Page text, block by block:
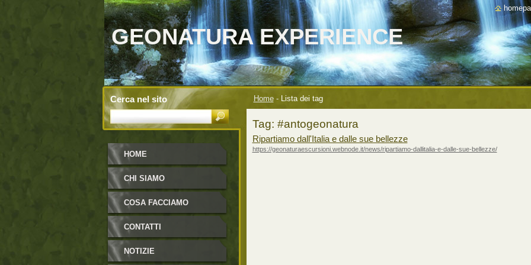
GEONATURA EXPERIENCE
Home - Lista dei tag
Tag: #antogeonatura
Ripartiamo dall'Italia e dalle sue bellezze
https://geonaturaescursioni.webnode.it/news/ripartiamo-dallitalia-e-dalle-sue-bellezze/
HOME
CHI SIAMO
COSA FACCIAMO
CONTATTI
NOTIZIE
Cerca nel sito